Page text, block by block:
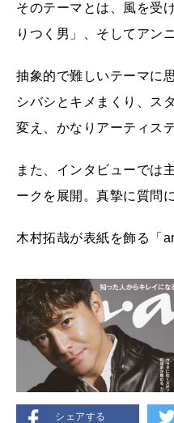
そのテーマとは、風を受
りつく男」、そしてアン
抽象的で難しいテーマに
シバシとキメまくり、ス
変え、かなりアーティス
また、インタビューでは
ークを展開。真摯に質問
木村拓哉が表紙を飾る「
シェアする